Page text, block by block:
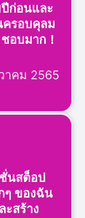
ก่อนและ
รอบคุลม
อบมาก！
าคม 2565
นสต็อป
ๆ ของฉัน
ะสร้าง